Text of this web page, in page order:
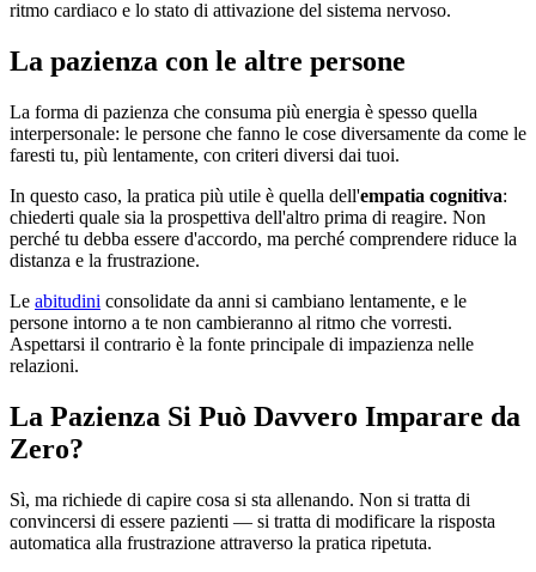
ritmo cardiaco e lo stato di attivazione del sistema nervoso.
La pazienza con le altre persone
La forma di pazienza che consuma più energia è spesso quella
interpersonale: le persone che fanno le cose diversamente da come le
faresti tu, più lentamente, con criteri diversi dai tuoi.
In questo caso, la pratica più utile è quella dell'empatia cognitiva:
chiederti quale sia la prospettiva dell'altro prima di reagire. Non
perché tu debba essere d'accordo, ma perché comprendere riduce la
distanza e la frustrazione.
Le abitudini consolidate da anni si cambiano lentamente, e le
persone intorno a te non cambieranno al ritmo che vorresti.
Aspettarsi il contrario è la fonte principale di impazienza nelle
relazioni.
La Pazienza Si Può Davvero Imparare da
Zero?
Sì, ma richiede di capire cosa si sta allenando. Non si tratta di
convincersi di essere pazienti — si tratta di modificare la risposta
automatica alla frustrazione attraverso la pratica ripetuta.